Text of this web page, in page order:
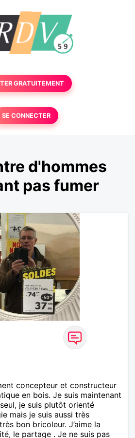
GRATUITEMENT
SE CONNECTER
d'hommes
pas fumer
concepteur et constructeur
en bois. Je suis maintenant
je suis plutôt orienté
mais je suis aussi très
bon bricoleur. J’aime la
le partage . Je ne suis pas